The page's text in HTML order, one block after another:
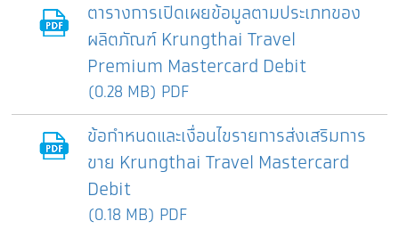
ตารางการเปิดเผยข้อมูลตามประเภทของ
ผลิตภัณฑ์ Krungthai Travel
Premium Mastercard Debit
(0.28 MB) PDF
ข้อกำหนดและเงื่อนไขรายการส่งเสริมการ
ขาย Krungthai Travel Mastercard
Debit
(0.18 MB) PDF